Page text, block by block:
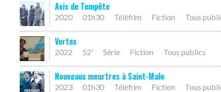
Avis de Tempête
2020 01h30 Téléfilm Fiction Tous
Vortex
2022 52' Série Fiction Tous publics
Nouveaux meurtres à Saint-Malo
2023 01h30 Téléfilm Fiction Tous